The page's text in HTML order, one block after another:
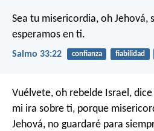
Sea tu misericordia, oh Jehová,
esperamos en ti.
Salmo 33:22 confianza fiabilidad
Vuélvete, oh rebelde Israel,
mi ira sobre ti, porque
Jehová, no guardaré para